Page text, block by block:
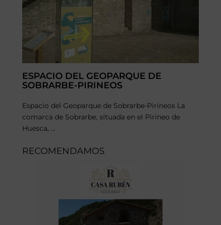
ESPACIO DEL GEOPARQUE DE
SOBRARBE-PIRINEOS
Espacio del Geoparque de Sobrarbe-Pirineos La
comarca de Sobrarbe, situada en el Pirineo de
Huesca, ...
RECOMENDAMOS